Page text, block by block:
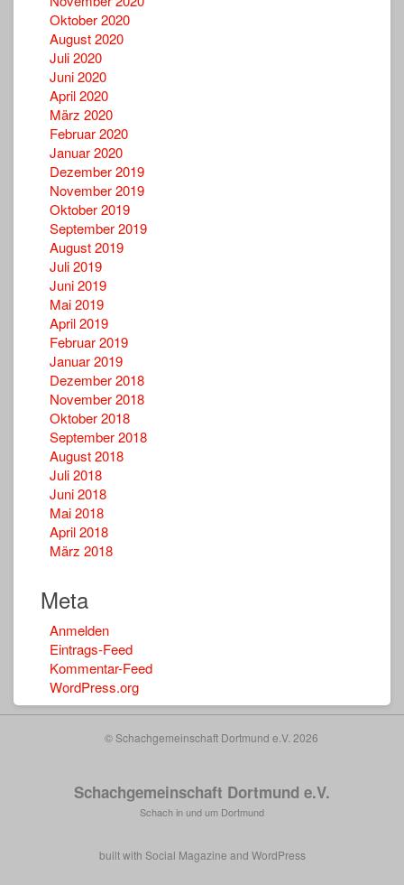
Oktober 2020
August 2020
Juli 2020
Juni 2020
April 2020
März 2020
Februar 2020
Januar 2020
Dezember 2019
November 2019
Oktober 2019
September 2019
August 2019
Juli 2019
Juni 2019
Mai 2019
April 2019
Februar 2019
Januar 2019
Dezember 2018
November 2018
Oktober 2018
September 2018
August 2018
Juli 2018
Juni 2018
Mai 2018
April 2018
März 2018
Meta
Anmelden
Eintrags-Feed
Kommentar-Feed
WordPress.org
© Schachgemeinschaft Dortmund e.V. 2026
Schachgemeinschaft Dortmund e.V.
Schach in und um Dortmund
built with Social Magazine and WordPress